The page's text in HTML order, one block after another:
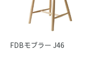
FDBモブラー J46